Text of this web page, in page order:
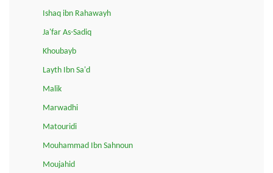
Ishaq ibn Rahawayh
Ja'far As-Sadiq
Khoubayb
Layth Ibn Sa'd
Malik
Marwadhi
Matouridi
Mouhammad Ibn Sahnoun
Moujahid